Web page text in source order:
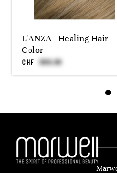
L'ANZA - Healing Hair
Color
CHF